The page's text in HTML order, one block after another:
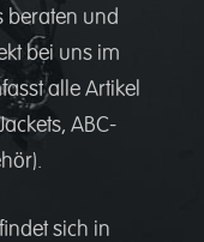
beraten und
bei uns im
alle Artikel
ABC-
sich in